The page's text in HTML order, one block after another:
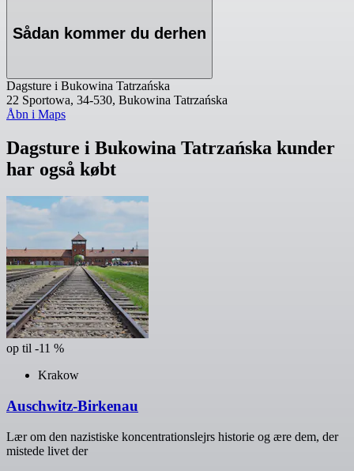
Sådan kommer du derhen
Dagsture i Bukowina Tatrzańska
22 Sportowa, 34-530, Bukowina Tatrzańska
Åbn i Maps
Dagsture i Bukowina Tatrzańska kunder
har også købt
op til -11 %
Krakow
Auschwitz-Birkenau
Lær om den nazistiske koncentrationslejrs historie og ære dem, der
mistede livet der